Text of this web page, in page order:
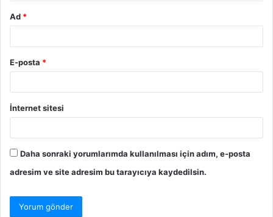
Ad *
E-posta *
İnternet sitesi
Daha sonraki yorumlarımda kullanılması için adım, e-posta
adresim ve site adresim bu tarayıcıya kaydedilsin.